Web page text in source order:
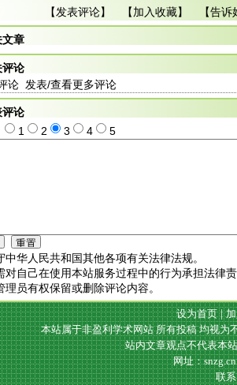
【发表评论】 【加入收藏】 【告诉
文章
评论
论 发表/查看更多评论
评论
1 2 3 4 5
中华人民共和国其他各项有关法律法规。
对自己在使用本站服务过程中的行为承担法律
理员有权保留或删除评论内容。
设为首页|
本站属于非盈利学术网站 所有投稿 均视为
站内文章观点不代表本
网址：
联